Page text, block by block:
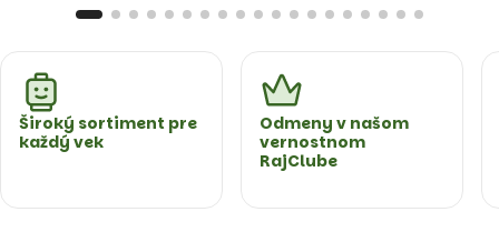
Široký sortiment pre
každý vek
Odmeny v našom
vernostnom
RajClube